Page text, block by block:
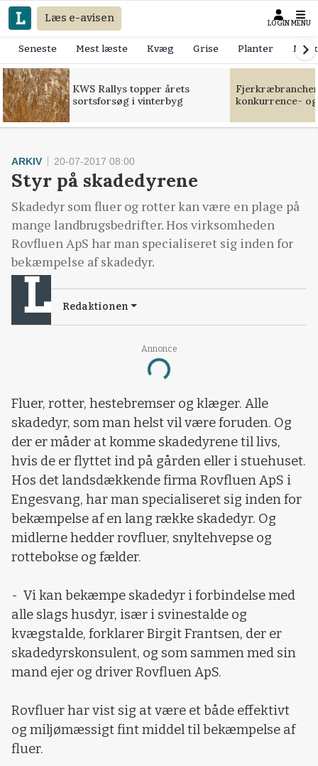
Læs e-avisen LOGIN MENU
Seneste Mest læste Kvæg Grise Planter
KWS Rallys topper årets
sortsforsøg i vinterbyg
konkurrence-
Annonce
Loading...
ARKIV 20-07-2017 08:00
Styr på skadedyrene
Skadedyr som fluer og rotter kan være en plage på
mange landbrugsbedrifter. Hos virksomheden
Rovfluen ApS har man specialiseret sig inden for
bekæmpelse af skadedyr.
Redaktionen
Fluer, rotter, hestebremser og klæger. Alle
skadedyr, som man helst vil være foruden. Og
der er måder at komme skadedyrene til livs,
hvis de er flyttet ind på gården eller i stuehuset.
Hos det landsdækkende firma Rovfluen ApS i
Engesvang, har man specialiseret sig inden for
bekæmpelse af en lang række skadedyr. Og
midlerne hedder rovfluer, snyltehvepse og
rottebokse og fælder.
- Vi kan bekæmpe skadedyr i forbindelse med
alle slags husdyr, især i svinestalde og
kvægstalde, forklarer Birgit Frantsen, der er
skadedyrskonsulent, og som sammen med sin
mand ejer og driver Rovfluen ApS.
Rovfluer har vist sig at være et både effektivt
og miljømæssigt fint middel til bekæmpelse af
fluer.